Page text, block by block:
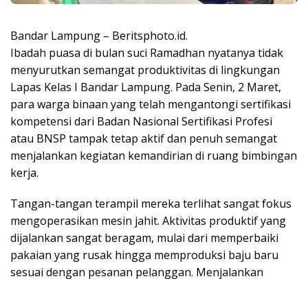
Bandar Lampung – Beritsphoto.id.
Ibadah puasa di bulan suci Ramadhan nyatanya tidak
menyurutkan semangat produktivitas di lingkungan
Lapas Kelas I Bandar Lampung. Pada Senin, 2 Maret,
para warga binaan yang telah mengantongi sertifikasi
kompetensi dari Badan Nasional Sertifikasi Profesi
atau BNSP tampak tetap aktif dan penuh semangat
menjalankan kegiatan kemandirian di ruang bimbingan
kerja.
Tangan-tangan terampil mereka terlihat sangat fokus
mengoperasikan mesin jahit. Aktivitas produktif yang
dijalankan sangat beragam, mulai dari memperbaiki
pakaian yang rusak hingga memproduksi baju baru
sesuai dengan pesanan pelanggan. Menjalankan